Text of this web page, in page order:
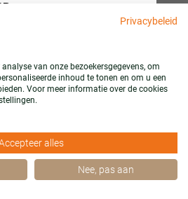
Privacybeleid
van onze bezoekersgegevens, om
inhoud te tonen en om u een
Voor meer informatie over de cookies
alles
Nee, pas aan